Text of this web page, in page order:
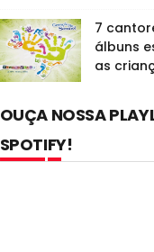
7
álbuns
as
OUÇA NOSSA
SPOTIFY!